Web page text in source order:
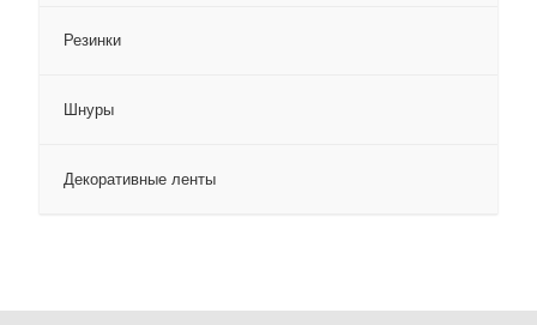
Резинки
Шнуры
Декоративные ленты